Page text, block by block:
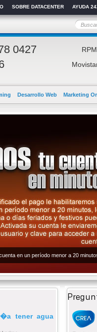
SOBRE DATACENTER AYUDA
0427
Desarrollo Web Marketing
en un período menor a 20
tener agua